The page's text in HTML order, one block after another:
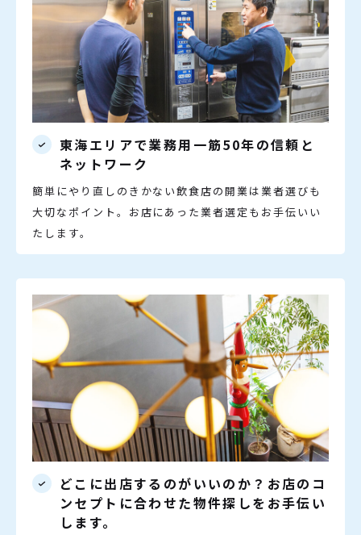
東海エリアで業務用一筋50年の信頼と
ネットワーク
簡単にやり直しのきかない飲食店の開業は業者選びも
大切なポイント。お店にあった業者選定もお手伝いい
たします。
どこに出店するのがいいのか？お店のコ
ンセプトに合わせた物件探しをお手伝い
します。